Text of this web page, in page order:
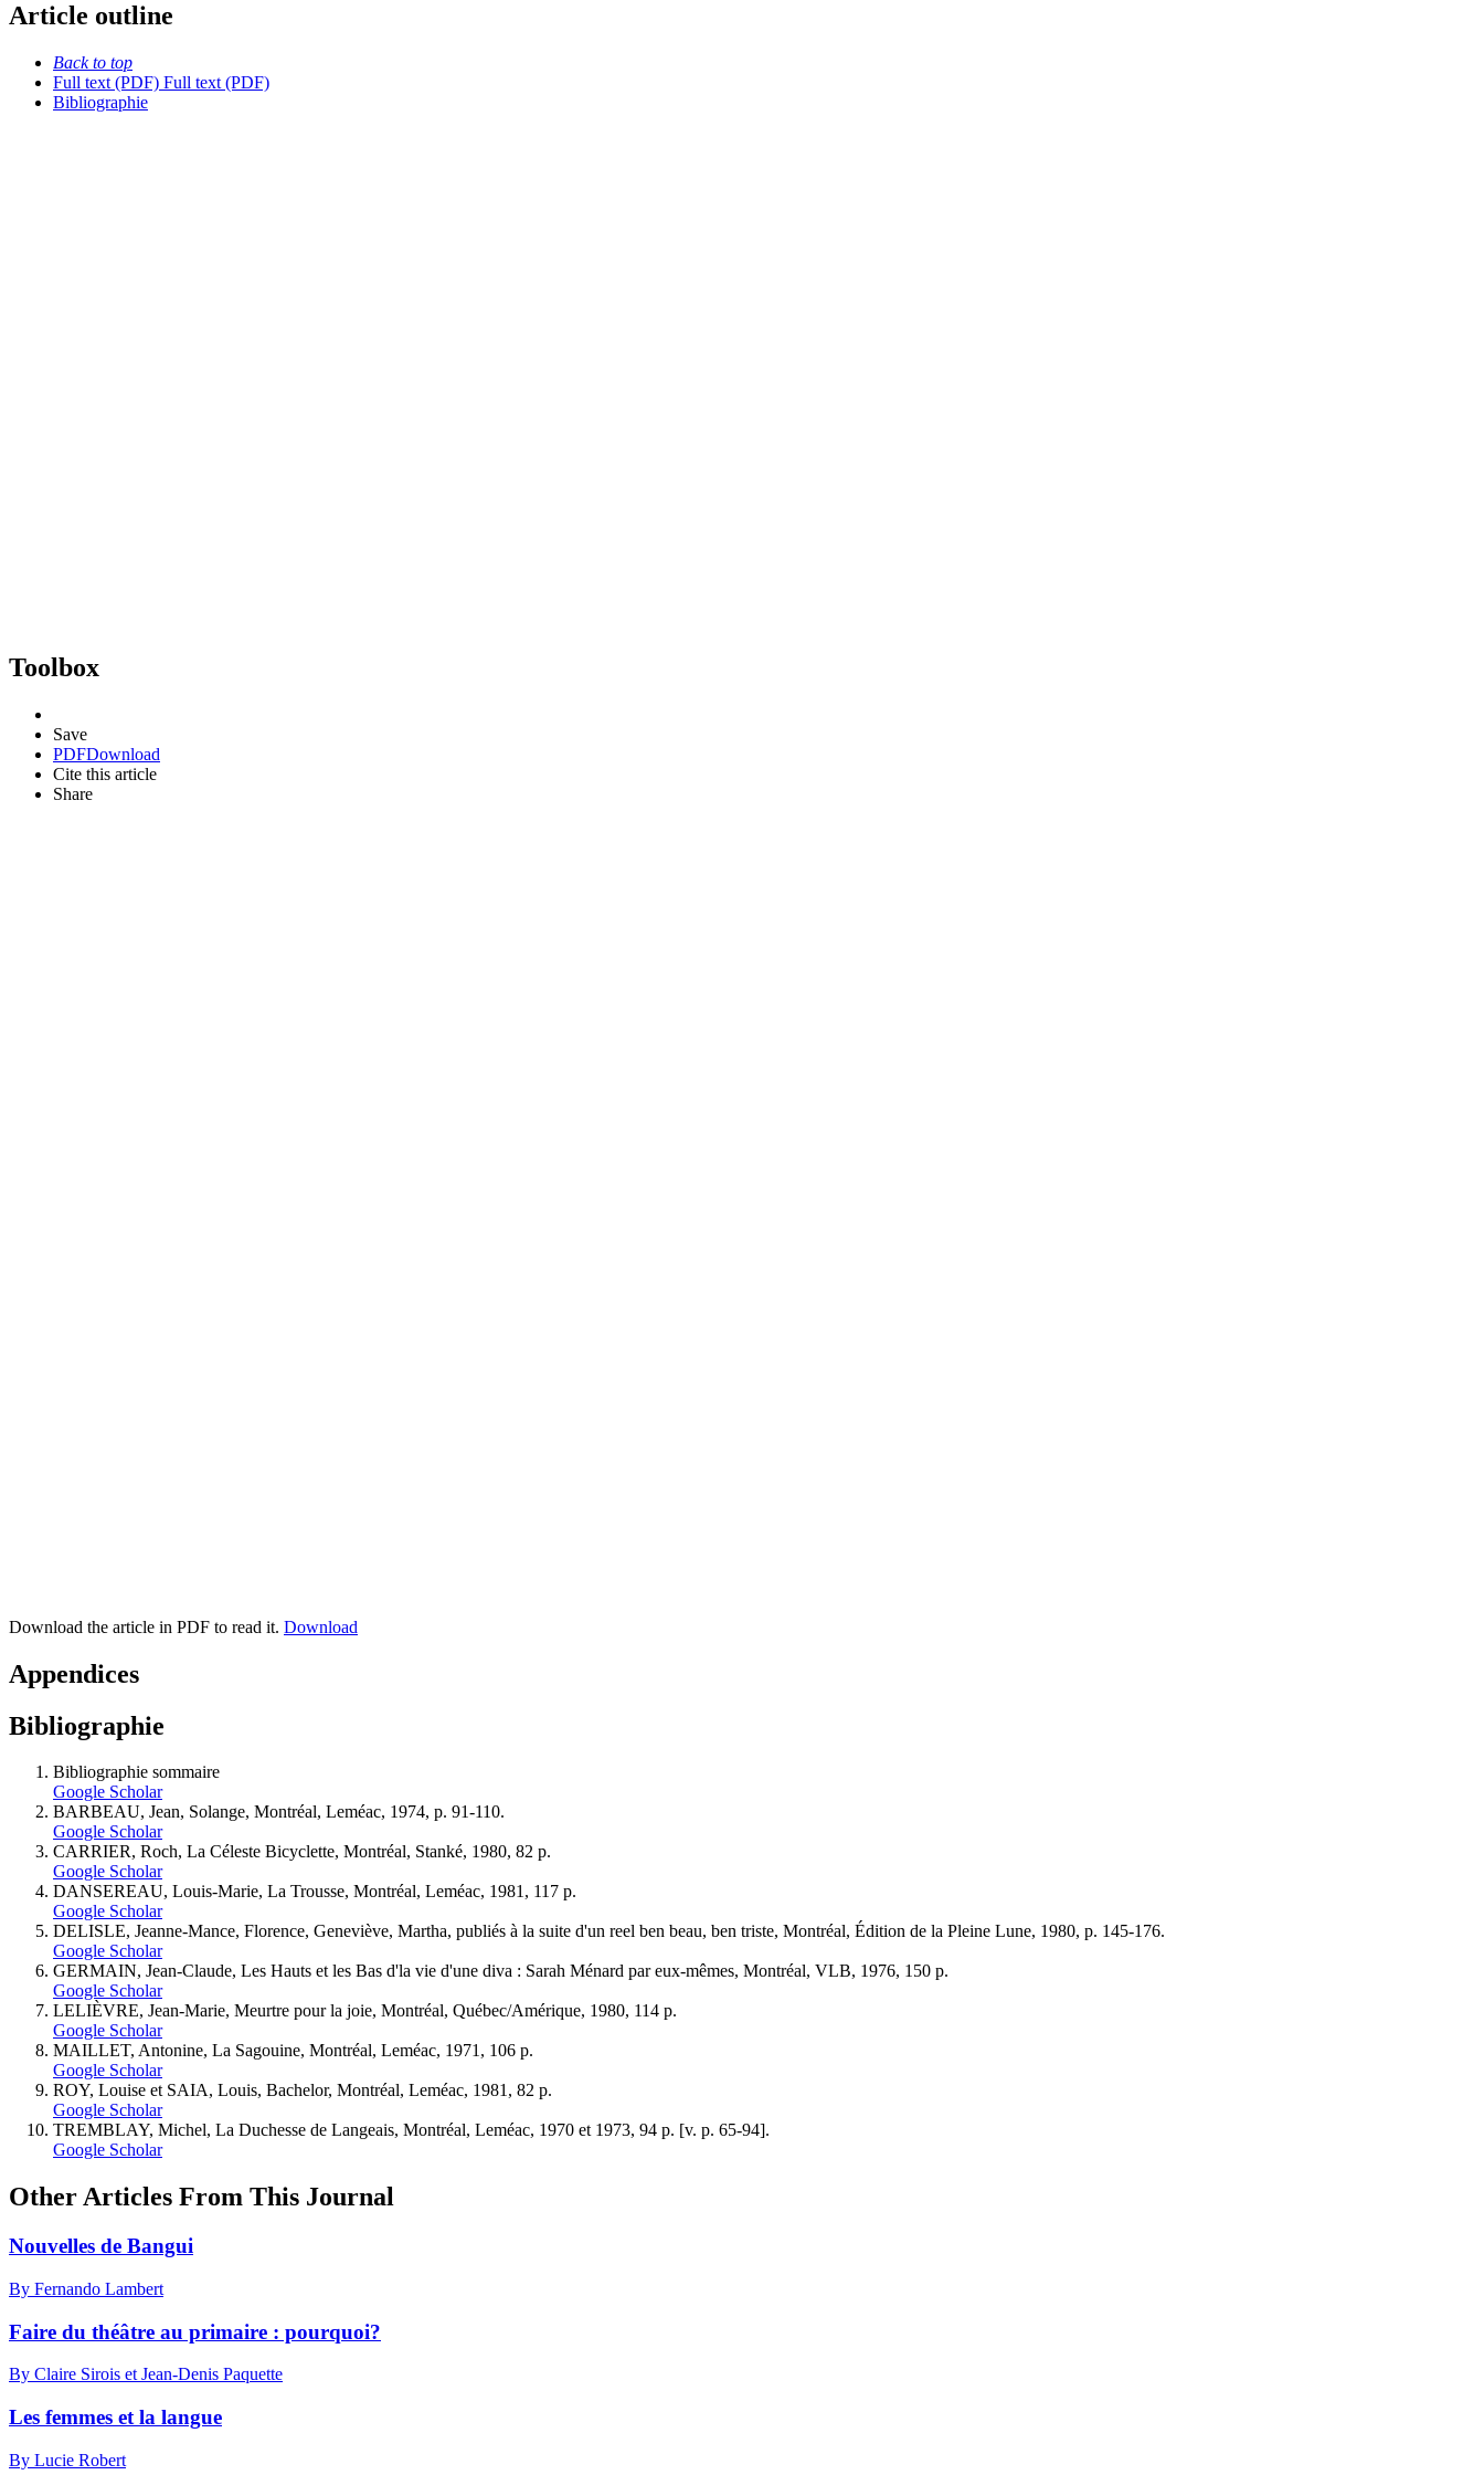
Article outline
Back to top
Full text (PDF) Full text (PDF)
Bibliographie
Toolbox
Save
PDFDownload
Cite this article
Share
Download the article in PDF to read it. Download
Appendices
Bibliographie
Bibliographie sommaire
Google Scholar
BARBEAU, Jean, Solange, Montréal, Leméac, 1974, p. 91-110.
Google Scholar
CARRIER, Roch, La Céleste Bicyclette, Montréal, Stanké, 1980, 82 p.
Google Scholar
DANSEREAU, Louis-Marie, La Trousse, Montréal, Leméac, 1981, 117 p.
Google Scholar
DELISLE, Jeanne-Mance, Florence, Geneviève, Martha, publiés à la suite d'un reel ben beau, ben triste, Montréal, Édition de la Pleine Lune, 1980, p. 145-176.
Google Scholar
GERMAIN, Jean-Claude, Les Hauts et les Bas d'la vie d'une diva : Sarah Ménard par eux-mêmes, Montréal, VLB, 1976, 150 p.
Google Scholar
LELIÈVRE, Jean-Marie, Meurtre pour la joie, Montréal, Québec/Amérique, 1980, 114 p.
Google Scholar
MAILLET, Antonine, La Sagouine, Montréal, Leméac, 1971, 106 p.
Google Scholar
ROY, Louise et SAIA, Louis, Bachelor, Montréal, Leméac, 1981, 82 p.
Google Scholar
TREMBLAY, Michel, La Duchesse de Langeais, Montréal, Leméac, 1970 et 1973, 94 p. [v. p. 65-94].
Google Scholar
Other Articles From This Journal
Nouvelles de Bangui
By Fernando Lambert
Faire du théâtre au primaire : pourquoi?
By Claire Sirois et Jean-Denis Paquette
Les femmes et la langue
By Lucie Robert